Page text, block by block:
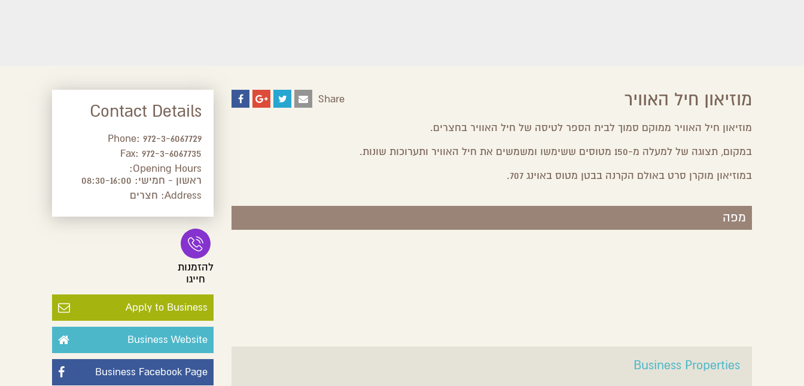
Contact Details
Phone: 972-3-6067729
Fax: 972-3-6067735
Opening Hours:
ראשון - חמישי: 08:30-16:00
Address: חצרים
להזמנות
חייגו
Apply to Business
Business Website
Business Facebook Page
מוזיאון חיל האוויר Share
מוזיאון חיל האוויר ממוקם סמוך לבית הספר לטיסה של חיל האוויר בחצרים.
במקום, תצוגה של למעלה מ-150 מטוסים ששימשו ומשמשים את חיל האוויר ותערוכות שונות.
במוזיאון מוקרן סרט באולם הקרנה בבטן מטוס באוינג 707.
מפה
Business Properties